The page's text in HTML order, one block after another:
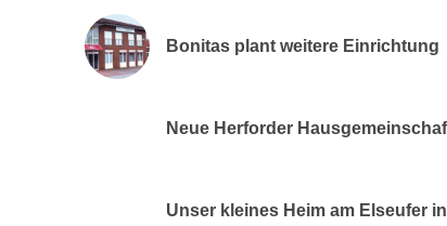
Bonitas plant weitere Einrichtung
Neue Herforder
Unser kleines Heim am Elseufer